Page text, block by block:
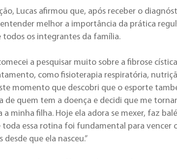
Lucas afirmou que, após receber o
entender melhor a importância da prática
todos os integrantes da família.
a pesquisar muito sobre a fibrose
como fisioterapia respiratória,
momento que descobri que o esporte
quem tem a doença e decidi que me
a minha filha. Hoje ela adora se mexer, faz
toda essa rotina foi fundamental para vencer
que ela nasceu.”